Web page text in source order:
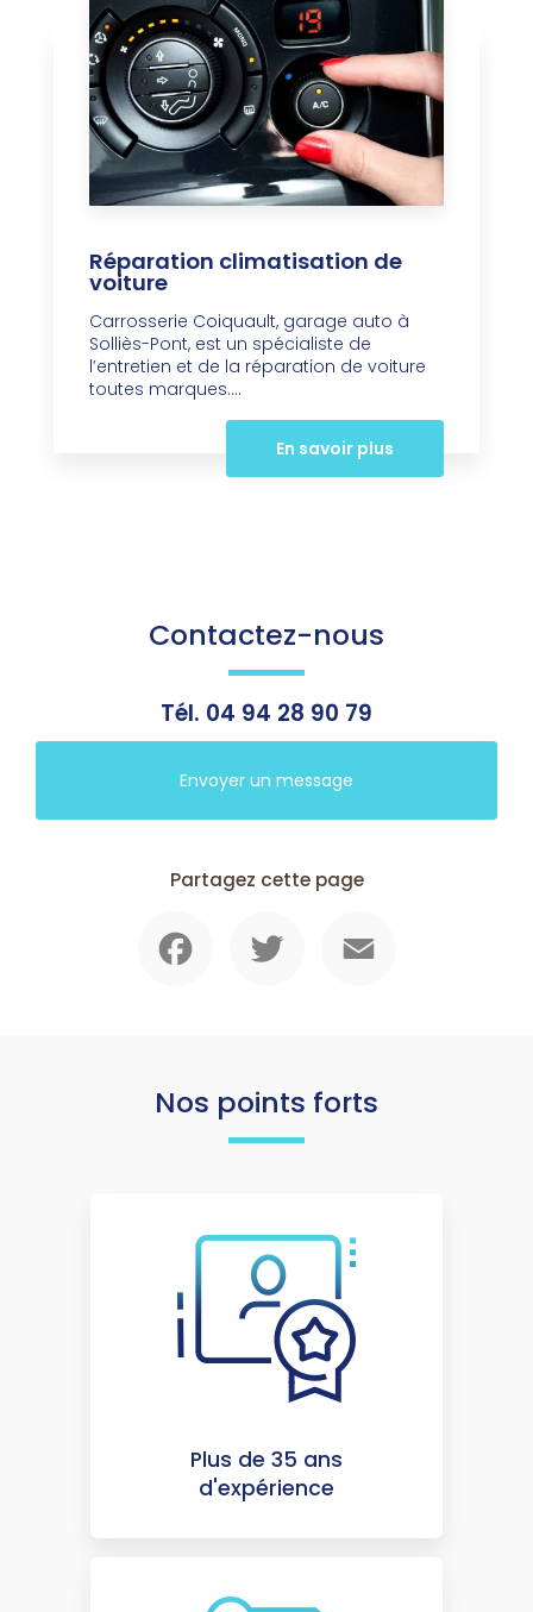
Réparation climatisation de
voiture
Carrosserie Coiquault, garage auto à
Solliès-Pont, est un spécialiste de
l’entretien et de la réparation de voiture
toutes marques....
En savoir plus
Contactez-nous
Tél. 04 94 28 90 79
Envoyer un message
Partagez cette page
Nos points forts
Plus de 35 ans
d'expérience